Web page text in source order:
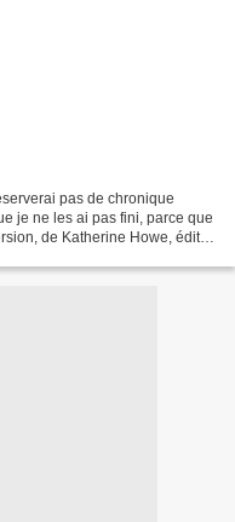
pas de chronique
je ne les ai pas fini, parce que
de Katherine Howe, édité